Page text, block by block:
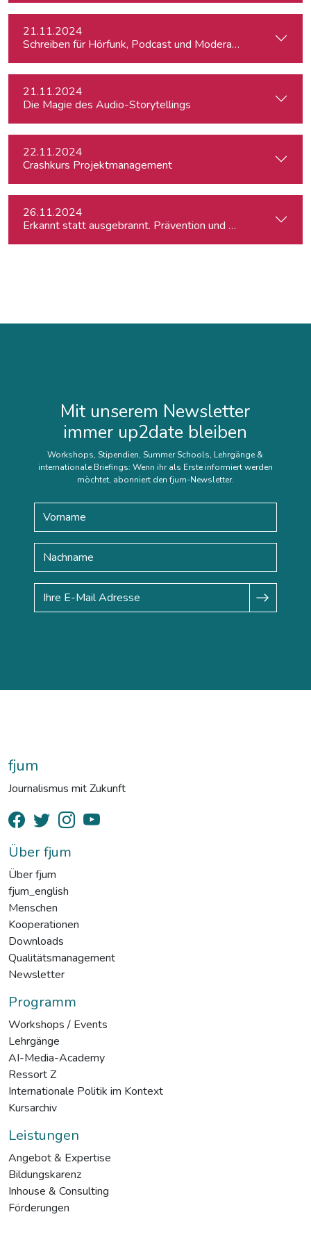
21.11.2024
Schreiben für Hörfunk, Podcast und Moderation
21.11.2024
Die Magie des Audio-Storytellings
22.11.2024
Crashkurs Projektmanagement
26.11.2024
Erkannt statt ausgebrannt. Prävention und Erste-Hilfe bei
Mit unserem Newsletter
immer up2date bleiben
Workshops, Stipendien, Summer Schools, Lehrgänge &
internationale Briefings: Wenn ihr als Erste informiert werden
möchtet, abonniert den fjum-Newsletter.
fjum
Journalismus mit Zukunft
Über fjum
Über fjum
fjum_english
Menschen
Kooperationen
Downloads
Qualitätsmanagement
Newsletter
Programm
Workshops / Events
Lehrgänge
AI-Media-Academy
Ressort Z
Internationale Politik im Kontext
Kursarchiv
Leistungen
Angebot & Expertise
Bildungskarenz
Inhouse & Consulting
Förderungen